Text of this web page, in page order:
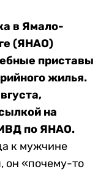
в Ямало-
(ЯНАО)
приставы
жилья.
на
по ЯНАО.
к мужчине
он «почему-то